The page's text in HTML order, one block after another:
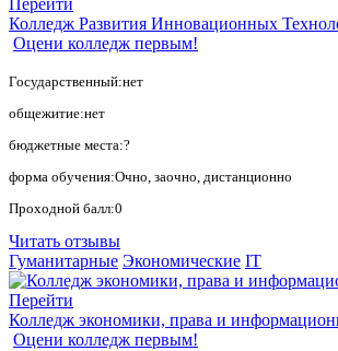
Перейти
Колледж Развития Инновационных
Оцени колледж первым!
Государственный:нет
общежитие:нет
бюджетные места:?
форма обучения:Очно, заочно, дистанционно
Проходной балл:0
Читать отзывы
Гуманитарные Экономические IT
Перейти
Колледж экономики, права и
Оцени колледж первым!